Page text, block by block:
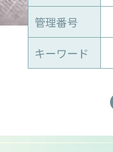
管理番号
キーワード